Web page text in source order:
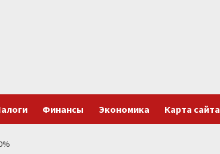
Финансы Экономика Карта сайта